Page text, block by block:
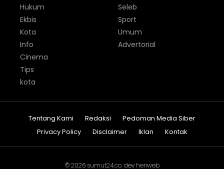
Hukum
Ekbis
Kota
Info
Seleb
Sport
Umum
Advertorial
Cinema
Tips
kota
Tentang Kami Redaksi
Pedoman Media Siber
Privacy Policy
Disclaimer Iklan Kontak
© 2026 sumut24.co. dev heriweb